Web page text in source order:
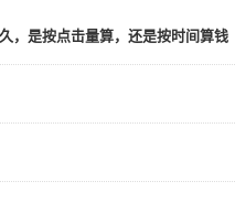
，是按点击量算，还是按时间算钱